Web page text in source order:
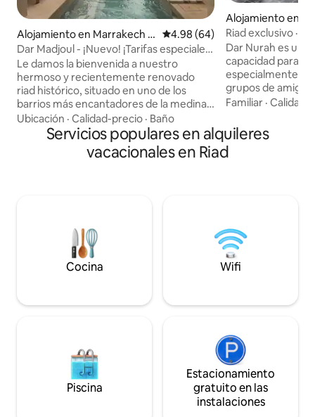
Alojamiento en Marrakech M
edina
Calificación promedio: 4.98 de
4.98 (64)
Dar Madjoul - ¡Nuevo! ¡Tarifas especiales
de apertura!
Le damos la bienvenida a nuestro
hermoso y recientemente renovado
riad histórico, situado en uno de los
barrios más encantadores de la medina
de Marrakech, a dos minutos del Palacio
de la Bahía y a cinco minutos del corazón
palpitante de Marrakech, la plaza Jemaa
desayuno y la limpieza diarios.
Esperamos que disfrutes de tu estancia
tanto como nosotros.
Ubicación · Calidad-precio · Baño
Alojamiento en
Medina
Riad exclusivo ·
Bacha
Dar Nurah es un
capacidad para
especialmente
grupos de amigos
4 personas. La
solo para ustedes
huéspedes presentes. La
habitable total es
comedor para 4 a
Familiar ·Calidad-
Servicios populares en alquileres
vacacionales en Riad
Cocina Wifi
Piscina
Estacionamiento
gratuito en las
instalaciones